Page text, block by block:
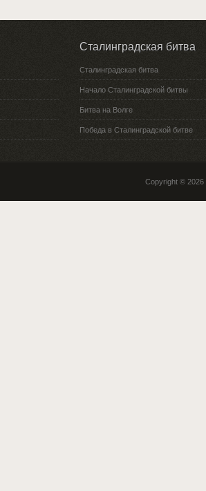
Сталинградская битва
Сталинградская битва
Начало Сталинградской битвы
Битва на Волге
Победа в Сталинградской битве
Copyright © 2026